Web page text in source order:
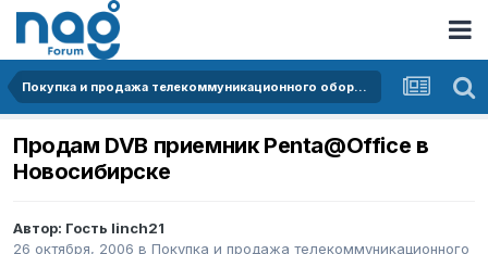
Покупка и продажа телекоммуникационного оборудования
Продам DVB приемник Penta@Office в
Новосибирске
Автор: Гость linch21
26 октября, 2006 в Покупка и продажа телекоммуникационного